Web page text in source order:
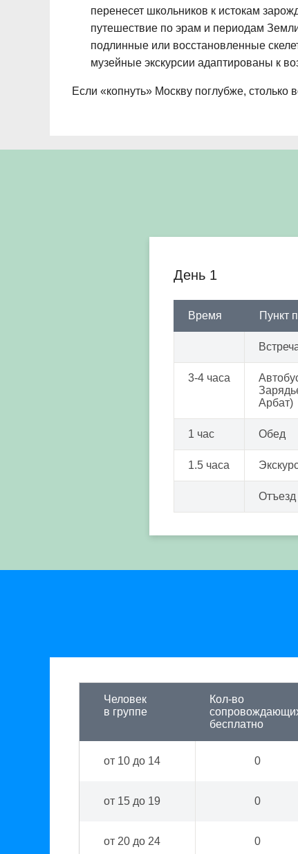
перенесет школьников к истокам
путешествие по эрам и периодам
подлинные или восстановленные
музейные экскурсии адаптированы к
Если «копнуть» Москву поглубже, столько
День 1
Время Пункт
3-4 часа
Арбат)
1 час Обед
1.5 часа
Отъезд
Человек
в группе
Кол-во
бесплатно
от 10 до 14 0
от 15 до 19 0
от 20 до 24 0